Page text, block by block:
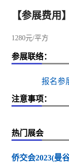
【参展费用】
1280元/平方
参展联络：
报名参
注意事项：
热门展会
侨交会2023(曼